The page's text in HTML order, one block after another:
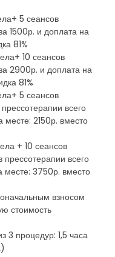
5 сеансов
1500р. и доплата на
81%
10 сеансов
2900р. и доплата на
81%
5 сеансов
всего
месте: 2150р. вместо
+ 10 сеансов
всего
месте: 3750р. вместо
взносом
стоимость
3 процедур: 1,5 часа